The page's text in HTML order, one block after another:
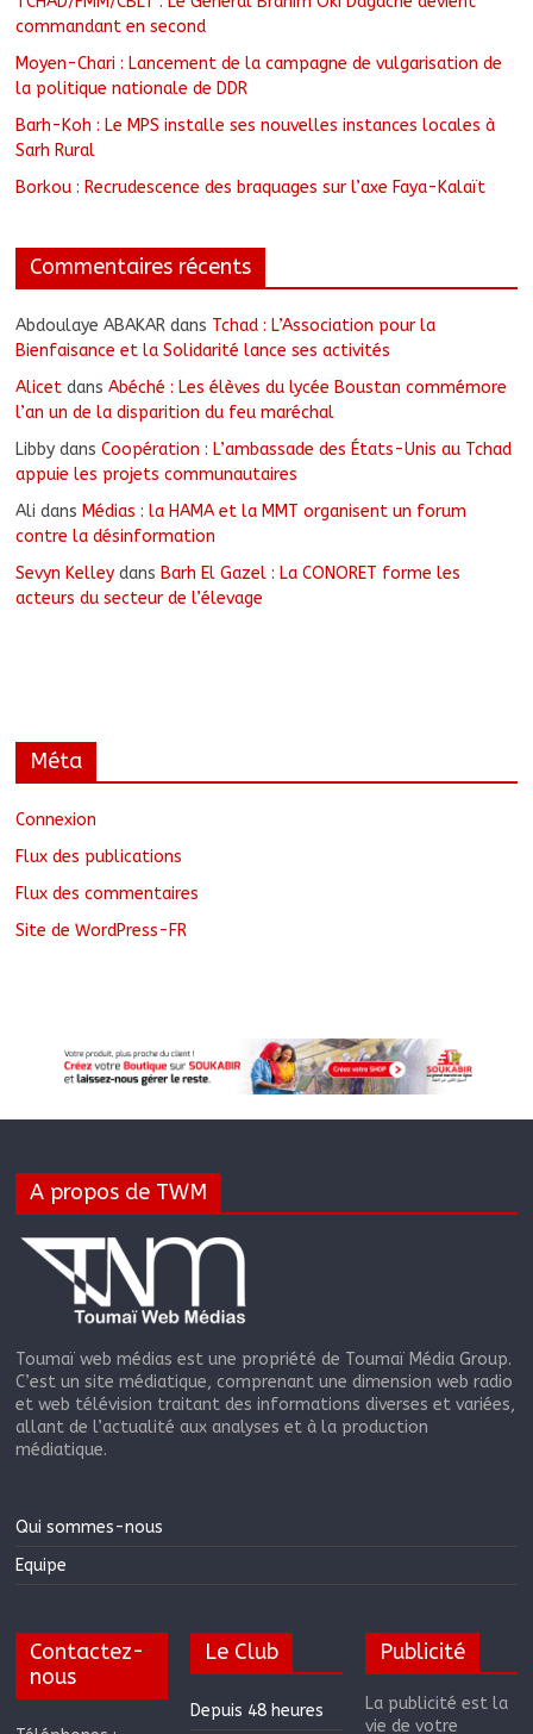
commandant en second
Moyen-Chari : Lancement de la campagne de vulgarisation de
la politique nationale de DDR
Barh-Koh : Le MPS installe ses nouvelles instances locales à
Sarh Rural
Borkou : Recrudescence des braquages sur l’axe Faya-Kalaït
Commentaires récents
Abdoulaye ABAKAR dans Tchad : L’Association pour la
Bienfaisance et la Solidarité lance ses activités
Alicet dansAbéché : Les élèves du lycée Boustan commémore
l’an un de la disparition du feu maréchal
Libby dansCoopération : L’ambassade des États-Unis au Tchad
appuie les projets communautaires
Ali dans Médias : la HAMA et la MMT organisent un forum
contre la désinformation
Sevyn Kelley dans Barh El Gazel : La CONORET forme les
acteurs du secteur de l’élevage
Méta
Connexion
Flux des publications
Flux des commentaires
Site de WordPress-FR
A propos de TWM
Toumaï web médias est une propriété de Toumaï Média Group.
C’est un site médiatique, comprenant une dimension web radio
et web télévision traitant des informations diverses et variées,
allant de l’actualité aux analyses et à la production
médiatique.
Qui sommes-nous
Equipe
Contactez-
nous
Le Club
Depuis 48 heures
Publicité
La publicité est la
vie de votre